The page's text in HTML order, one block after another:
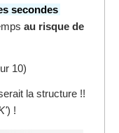
secondes
au risque de
10)
la structure !!
) !